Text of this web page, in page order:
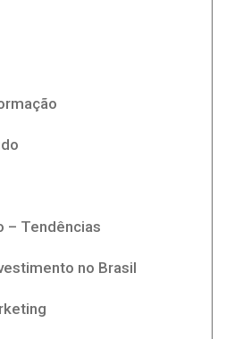
– Tendências
no Brasil